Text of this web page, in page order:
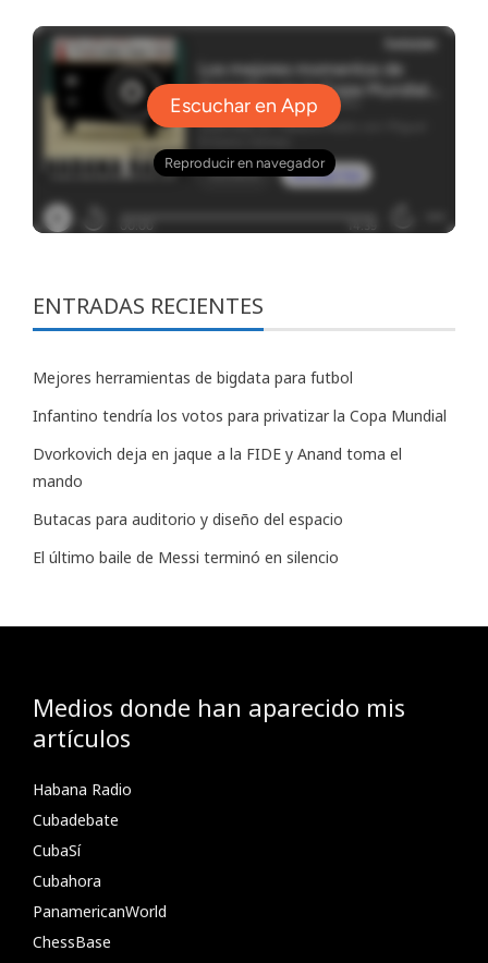
ENTRADAS RECIENTES
Mejores herramientas de bigdata para futbol
Infantino tendría los votos para privatizar la Copa Mundial
Dvorkovich deja en jaque a la FIDE y Anand toma el
mando
Butacas para auditorio y diseño del espacio
El último baile de Messi terminó en silencio
Medios donde han aparecido mis
artículos
Habana Radio
Cubadebate
CubaSí
Cubahora
PanamericanWorld
ChessBase